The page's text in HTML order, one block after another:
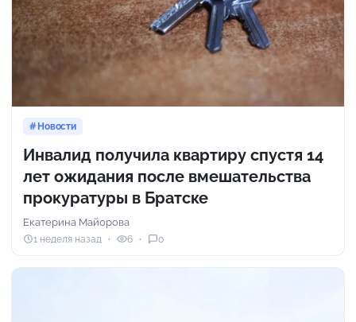
Новости
Инвалид получила квартиру спустя 14
лет ожидания после вмешательства
прокуратуры в Братске
Екатерина Майорова
1 неделя назад 6 0